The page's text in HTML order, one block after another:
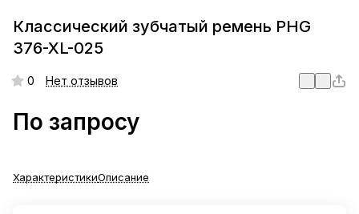
Классический зубчатый ремень PHG
376-XL-025
0 Нет отзывов
По запросу
ХарактеристикиОписание